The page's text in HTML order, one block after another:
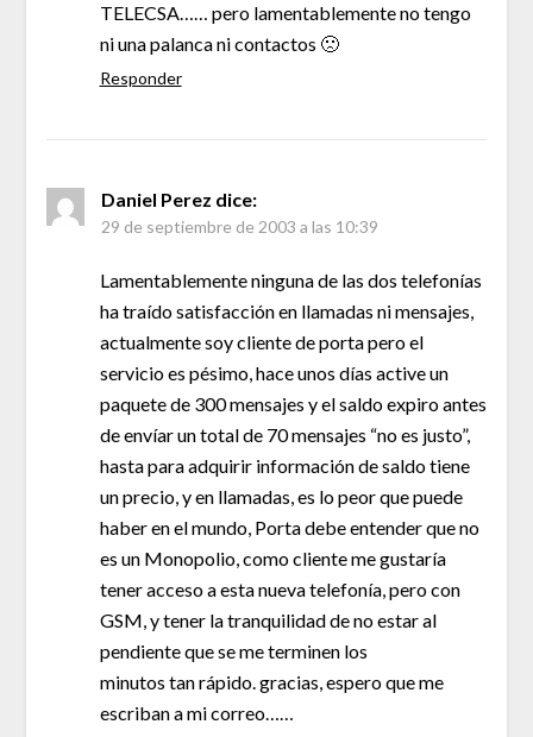
TELECSA…… pero lamentablemente no tengo
ni una palanca ni contactos 🙁
Responder
Daniel Perez dice:
29 de septiembre de 2003 a las 10:39
Lamentablemente ninguna de las dos telefonías
ha traído satisfacción en llamadas ni mensajes,
actualmente soy cliente de porta pero el
servicio es pésimo, hace unos días active un
paquete de 300 mensajes y el saldo expiro antes
de envíar un total de 70 mensajes “no es justo”,
hasta para adquirir información de saldo tiene
un precio, y en llamadas, es lo peor que puede
haber en el mundo, Porta debe entender que no
es un Monopolio, como cliente me gustaría
tener acceso a esta nueva telefonía, pero con
GSM, y tener la tranquilidad de no estar al
pendiente que se me terminen los
minutos tan rápido. gracias, espero que me
escriban a mi correo……